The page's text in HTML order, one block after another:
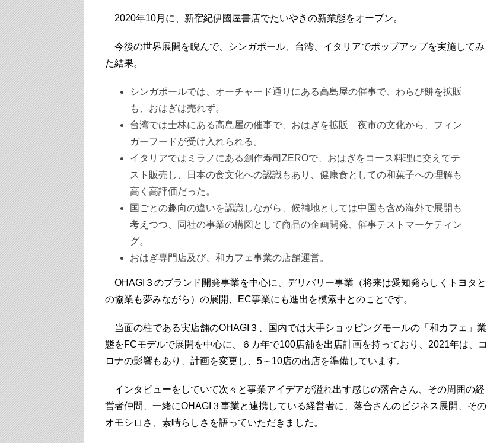
2020年10月に、新宿紀伊國屋書店でたいやきの新業態をオープン。
今後の世界展開を睨んで、シンガポール、台湾、イタリアでポップアップを実施してみ
た結果。
シンガポールでは、オーチャード通りにある高島屋の催事で、わらび餅を拡販
も、おはぎは売れず。
台湾では士林にある高島屋の催事で、おはぎを拡販 夜市の文化から、フィン
ガーフードが受け入れられる。
イタリアではミラノにある創作寿司ZEROで、おはぎをコース料理に交えてテ
スト販売し、日本の食文化への認識もあり、健康食としての和菓子への理解も
高く高評価だった。
国ごとの趣向の違いを認識しながら、候補地としては中国も含め海外で展開も
考えつつ、同社の事業の構図として商品の企画開発、催事テストマーケティン
グ。
おはぎ専門店及び、和カフェ事業の店舗運営。
OHAGI３のブランド開発事業を中心に、デリバリー事業（将来は愛知発らしくトヨタと
の協業も夢みながら）の展開、EC事業にも進出を模索中とのことです。
当面の柱である実店舗のOHAGI３、 国内では大手ショッピングモールの「和カフェ」 業
態をFCモデルで展開を中心に、
６カ年で100店舗を出店計画を持っており、2021年は、
コ
ロナの影響もあり、計画を変更し、5～ 10店の出店を準備しています。
インタビューをしていて次々と事業アイデアが溢れ出す感じの落合さん、その周囲の経
営者仲間、一緒にOHAGI３事業と連携している経営者に、落合さんのビジネス展開、その
オモシロさ、素晴らしさを語っていただきました。